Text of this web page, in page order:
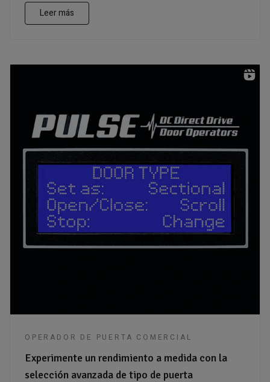
Leer más
OPERADOR DE PUERTA COMERCIAL
Experimente un rendimiento a medida con la
selección avanzada de tipo de puerta